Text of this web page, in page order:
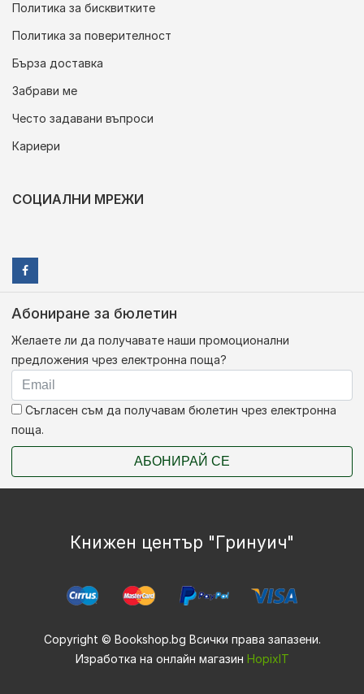
Политика за бисквитките
Политика за поверителност
Бърза доставка
Забрави ме
Често задавани въпроси
Кариери
СОЦИАЛНИ МРЕЖИ
Абониране за бюлетин
Желаете ли да получавате наши промоционални
предложения чрез електронна поща?
Съгласен съм да получавам бюлетин чрез електронна
поща.
АБОНИРАЙ СЕ
Книжен център "Гринуич"
Copyright © Bookshop.bg Всички права запазени.
Изработка на онлайн магазин HopixIT